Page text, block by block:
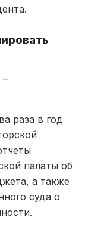
раза в год
палаты об
а также
суда о